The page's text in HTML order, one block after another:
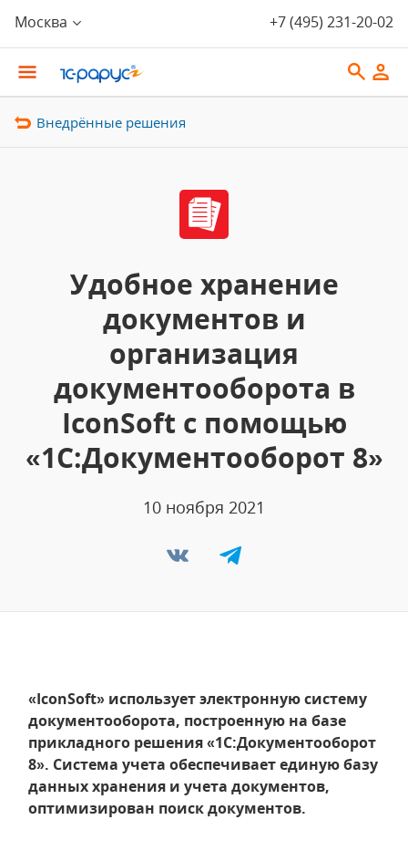
Москва +7 (495) 231-20-02
Внедрённые решения
Удобное хранение
документов и
организация
документооборота в
IconSoft с помощью
«1С:Документооборот 8»
10 ноября 2021
«IconSoft» использует электронную систему
документооборота, построенную на базе
прикладного решения «1С:Документооборот
8». Система учета обеспечивает единую базу
данных хранения и учета документов,
оптимизирован поиск документов.